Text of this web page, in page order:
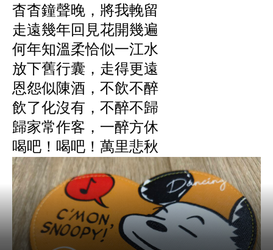
杳杳鐘聲晚，將我輓留
走遠幾年回見花開幾遍
何年知溫柔恰似一江水
放下舊行囊，走得更遠
恩怨似陳酒，不飲不醉
飲了化沒有，不醉不歸
歸家常作客，一醉方休
喝吧！喝吧！ 萬里悲秋